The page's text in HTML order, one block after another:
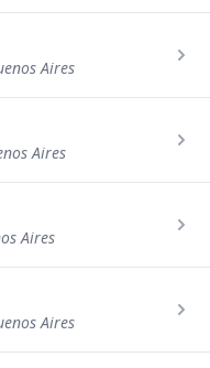
Aires
Aires
Aires
Aires